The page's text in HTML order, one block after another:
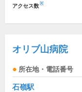
アクセス数※
オリブ山病院
所在地・電話番号
石嶺駅